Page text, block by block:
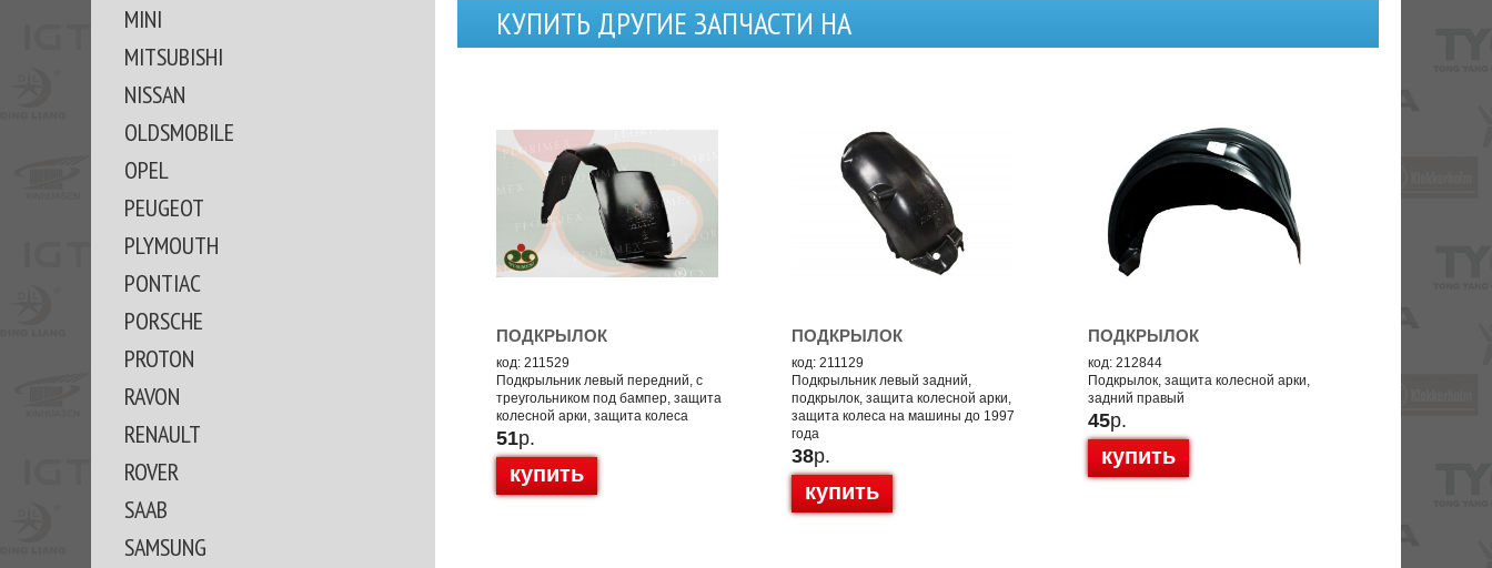
MINI
MITSUBISHI
NISSAN
OLDSMOBILE
OPEL
PEUGEOT
PLYMOUTH
PONTIAC
PORSCHE
PROTON
RAVON
RENAULT
ROVER
SAAB
SAMSUNG
КУПИТЬ ДРУГИЕ ЗАПЧАСТИ НА
ПОДКРЫЛОК
код: 211529
Подкрыльник левый передний, с
треугольником под бампер, защита
колесной арки, защита колеса
51р.
купить
ПОДКРЫЛОК
код: 211129
Подкрыльник левый задний,
подкрылок, защита колесной арки,
защита колеса на машины до 1997
года
38р.
купить
ПОДКРЫЛОК
код: 212844
Подкрылок, защита колесной арки,
задний правый
45р.
купить